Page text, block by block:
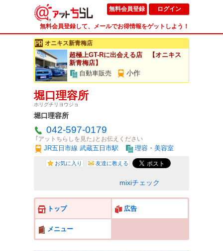
無料会員登録 ログイン
無料会員登録して、メールでお得情報をゲットしよう！
オニキス新青梅店
超極上GT-Rに出会える店 【オニキス
新青梅店】
自動車販売
小作
堀口理容所
ホリグチリヨウジョ
堀口理容所
042-597-0179
｢アットちらしを見た｣とお伝えください
JR五日市線 武蔵五日市駅 理容・美容室
お気に入り 友達に教える
mixiチェック
トップ 広告
メニュー